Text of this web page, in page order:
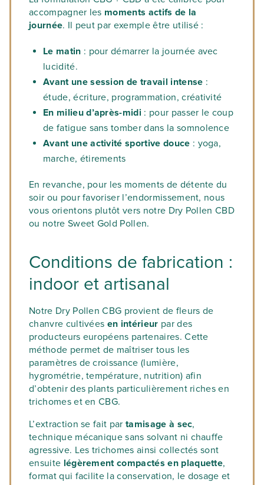
accompagner les moments actifs de la
journée. Il peut par exemple être utilisé :
Le matin : pour démarrer la journée avec
lucidité.
Avant une session de travail intense :
étude, écriture, programmation, créativité
En milieu d’après-midi : pour passer le coup
de fatigue sans tomber dans la somnolence
Avant une activité sportive douce : yoga,
marche, étirements
En revanche, pour les moments de détente du
soir ou pour favoriser l’endormissement, nous
vous orientons plutôt vers notre Dry Pollen CBD
ou notre Sweet Gold Pollen.
Conditions de fabrication :
indoor et artisanal
Notre Dry Pollen CBG provient de fleurs de
chanvre cultivées en intérieur par des
producteurs européens partenaires. Cette
méthode permet de maîtriser tous les
paramètres de croissance (lumière,
hygrométrie, température, nutrition) afin
d’obtenir des plants particulièrement riches en
trichomes et en CBG.
L’extraction se fait par tamisage à sec,
technique mécanique sans solvant ni chauffe
agressive. Les trichomes ainsi collectés sont
ensuite légèrement compactés en plaquette,
format qui facilite la conservation, le dosage et